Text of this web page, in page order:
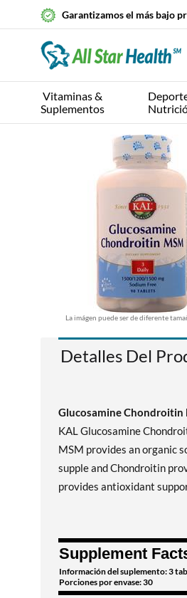
Garantizamos el más bajo
Vitaminas &
Suplementos
La imágen puede ser de diferente
Detalles Del
Glucosamine Chondroitin
KAL Glucosamine
MSM provides an organic
supple and Chondroitin
provides antioxidant
Supplement
Información del suplemento: 3
Porciones por envase: 30